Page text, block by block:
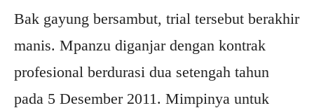
Bak gayung bersambut, trial tersebut berakhir
manis. Mpanzu diganjar dengan kontrak
profesional berdurasi dua setengah tahun
pada 5 Desember 2011. Mimpinya untuk